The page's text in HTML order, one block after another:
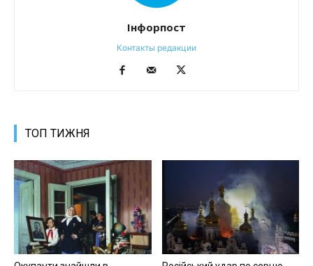
Інфорпост
Контакты редакции
ТОП ТИЖНЯ